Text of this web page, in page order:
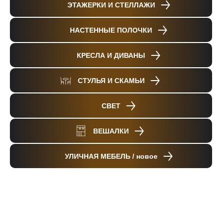
ЭТАЖЕРКИ И СТЕЛЛАЖИ
НАСТЕННЫЕ ПОЛОЧКИ
КРЕСЛА И ДИВАНЫ
СТУЛЬЯ И СКАМЬИ
СВЕТ
ВЕШАЛКИ
УЛИЧНАЯ МЕБЕЛЬ / новое